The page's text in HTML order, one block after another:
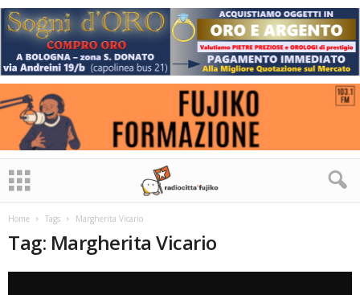
Home Tags Margherita Vicario
Tag: Margherita Vicario